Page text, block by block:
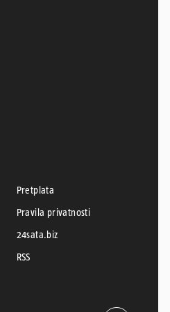
Pretplata
Pravila privatnosti
24sata.biz
RSS